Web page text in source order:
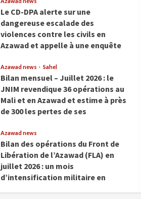
août 8, 2026
Le CD-DPA alerte sur une
dangereuse escalade des
violences contre les civils en
Azawad et appelle à une enquête
août 3, 2026
Azawad news Sahel
Bilan mensuel – Juillet 2026 : le
JNIM revendique 36 opérations au
Mali et en Azawad et estime à près
de 300 les pertes de ses
août 3, 2026
Azawad news
Bilan des opérations du Front de
Libération de l’Azawad (FLA) en
juillet 2026 : un mois
d’intensification militaire en